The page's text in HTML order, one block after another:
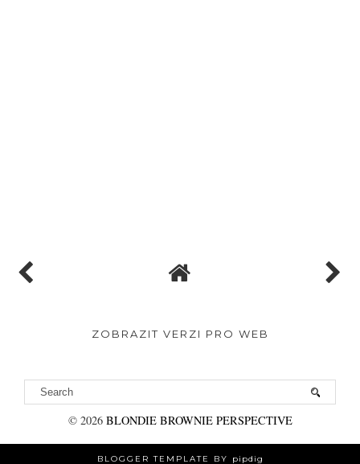
ZOBRAZIT VERZI PRO WEB
© 2026 BLONDIE BROWNIE PERSPECTIVE
BLOGGER TEMPLATE BY pipdig